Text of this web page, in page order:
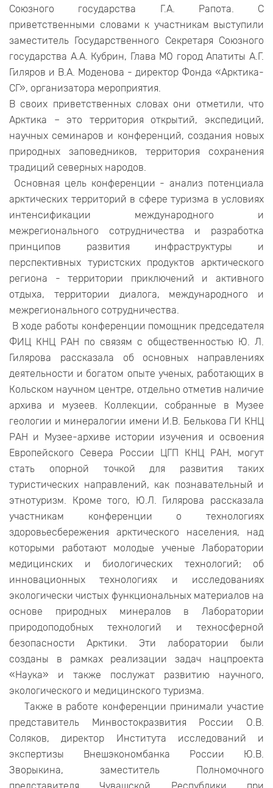
Союзного государства Г.А. Рапота. С
приветственными словами к участникам выступили
заместитель Государственного Секретаря Союзного
государства А.А. Кубрин, Глава МО город Апатиты А.Г.
Гиляров и В.А. Моденова - директор Фонда «Арктика-
СГ», организатора мероприятия.
В своих приветственных словах они отметили, что
Арктика – это территория открытий, экспедиций,
научных семинаров и конференций, создания новых
природных заповедников, территория сохранения
традиций северных народов.
Основная цель конференции - анализ потенциала
арктических территорий в сфере туризма в условиях
интенсификации международного и
межрегионального сотрудничества и разработка
принципов развития инфраструктуры и
перспективных туристских продуктов арктического
региона - территории приключений и активного
отдыха, территории диалога, международного и
межрегионального сотрудничества.
В ходе работы конференции помощник председателя
ФИЦ КНЦ РАН по связям с общественностью Ю. Л.
Гилярова рассказала об основных направлениях
деятельности и богатом опыте ученых, работающих в
Кольском научном центре, отдельно отметив наличие
архива и музеев. Коллекции, собранные в Музее
геологии и минералогии имени И.В. Белькова ГИ КНЦ
РАН и Музее-архиве истории изучения и освоения
Европейского Севера России ЦГП КНЦ РАН, могут
стать опорной точкой для развития таких
туристических направлений, как познавательный и
этнотуризм. Кроме того, Ю.Л. Гилярова рассказала
участникам конференции о технологиях
здоровьесбережения арктического населения, над
которыми работают молодые ученые Лаборатории
медицинских и биологических технологий; об
инновационных технологиях и исследованиях
экологически чистых функциональных материалов на
основе природных минералов в Лаборатории
природоподобных технологий и техносферной
безопасности Арктики. Эти лаборатории были
созданы в рамках реализации задач нацпроекта
«Наука» и также послужат развитию научного,
экологического и медицинского туризма.
Также в работе конференции принимали участие
представитель Минвостокразвития России О.В.
Соляков, директор Института исследований и
экспертизы Внешэкономбанка России Ю.В.
Зворыкина, заместитель Полномочного